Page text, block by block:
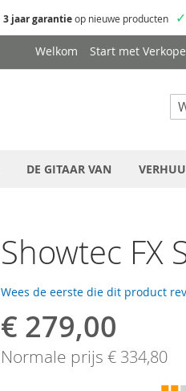
3 jaar garantieop nieuwe producten ✓
Welkom Start met
DE GITAAR VAN
Showtec FX
Wees de eerste die dit product
Speciale
prijs
€ 279,00
Normale prijs € 334,80
◼◼